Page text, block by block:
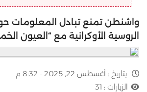
واشنطن تمنع تبادل المعلومات
الروسية الأوكرانية مع “العيون
بتاريخ : أغسطس 22, 2025 - 8:32 م
الزيارات : 31